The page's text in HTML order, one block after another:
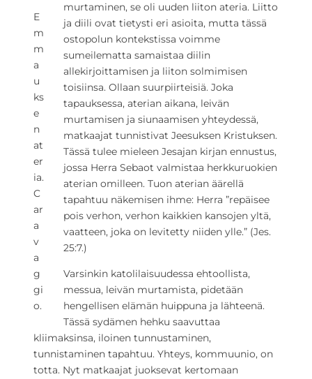
E
m
m
a
u
ks
e
n
at
er
ia.
C
ar
a
v
a
g
gi
o.
murtaminen, se oli uuden liiton ateria. Liitto
ja diili ovat tietysti eri asioita, mutta tässä
ostopolun kontekstissa voimme
sumeilematta samaistaa diilin
allekirjoittamisen ja liiton solmimisen
toisiinsa. Ollaan suurpiirteisiä. Joka
tapauksessa, aterian aikana, leivän
murtamisen ja siunaamisen yhteydessä,
matkaajat tunnistivat Jeesuksen Kristuksen.
Tässä tulee mieleen Jesajan kirjan ennustus,
jossa Herra Sebaot valmistaa herkkuruokien
aterian omilleen. Tuon aterian äärellä
tapahtuu näkemisen ihme: Herra ”repäisee
pois verhon, verhon kaikkien kansojen yltä,
vaatteen, joka on levitetty niiden ylle.” (Jes.
25:7.)
Varsinkin katolilaisuudessa ehtoollista,
messua, leivän murtamista, pidetään
hengellisen elämän huippuna ja lähteenä.
Tässä sydämen hehku saavuttaa
kliimaksinsa, iloinen tunnustaminen,
tunnistaminen tapahtuu. Yhteys, kommuunio, on
totta. Nyt matkaajat juoksevat kertomaan